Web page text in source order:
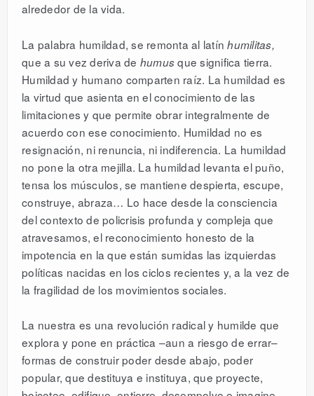
alrededor de la vida.
La palabra humildad, se remonta al latínhumilitas,
que a su vez deriva de humusque significa tierra.
Humildad y humano comparten raíz. La humildad es
la virtud que asienta en el conocimiento de las
limitaciones y que permite obrar integralmente de
acuerdo con ese conocimiento. Humildad no es
resignación, ni renuncia, ni indiferencia. La humildad
no pone la otra mejilla. La humildad levanta el puño,
tensa los músculos, se mantiene despierta, escupe,
construye, abraza… Lo hace desde la consciencia
del contexto de policrisis profunda y compleja que
atravesamos, el reconocimiento honesto de la
impotencia en la que están sumidas las izquierdas
políticas nacidas en los ciclos recientes y, a la vez de
la fragilidad de los movimientos sociales.
La nuestra es una revolución radical y humilde que
explora y pone en práctica –aun a riesgo de errar–
formas de construir poder desde abajo, poder
popular, que destituya e instituya, que proyecte,